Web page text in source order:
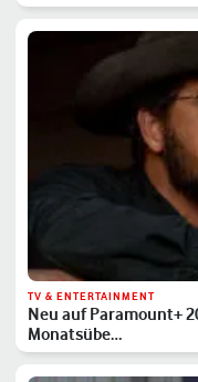
TV & ENTERTAINMENT
Neu auf Paramount+
Monatsübe…